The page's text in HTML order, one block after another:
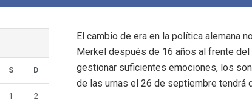
El cambio de era en la política alemana
Merkel después de 16 años al frente
gestionar suficientes emociones, los
de las urnas el 26 de septiembre tendrá
S D
1 2